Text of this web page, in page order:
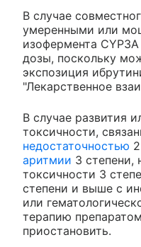
В случае
умеренными или
изофермента
дозы, поскольку
экспозиция
"Лекарственное
В случае развития
токсичности,
недостаточностью
аритмии 3 степени,
токсичности 3
степени и выше с
или
терапию
приостановить.